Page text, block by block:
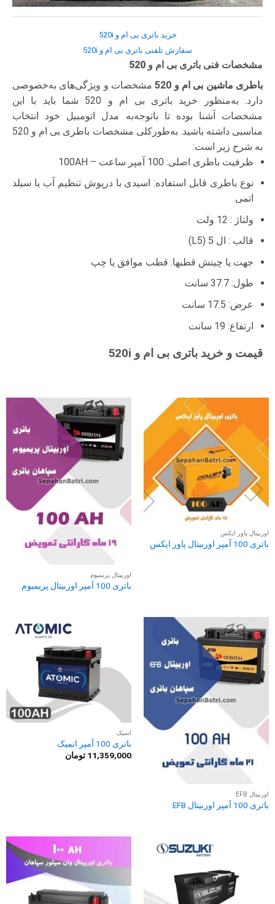
خرید باتری بی ام و 520i
سفارش تلفنی باتری بی ام و 520i
مشخصات فنی باتری بی ام و 520
باطری ماشین بی ام و 520
مشخصات و ویژگی‌های به‌خصوصی
دارد. به‌منظور خرید باتری بی ام و 520 شما باید با این
مشخصات آشنا بوده تا با‌توجه‌به مدل اتومبیل خود انتخاب
مناسبی داشته باشید. به‌طورکلی مشخصات باطری بی ام و 520
به شرح زیر است:
ظرفیت باطری اصلی: 100 آمپر ساعت – 100AH
نوع باطری قابل استفاده: اسیدی با درپوش تنظیم آب یا سیلد
اتمی
ولتاژ : 12 ولت
قالب : ال 5 (L5)
جهت یا چینش قطبها: قطب موافق یا چپ
طول: 37.7 سانت
عرض: 17.5 سانت
ارتفاع: 19 سانت
قیمت و خرید باتری بی ام و 520i
اوربیتال پاور ایکس
باتری 100 آمپر اوربیتال پاور ایکس
اوربیتال پریمیوم
باتری 100 آمپر اوربیتال پریمیوم
اوربیتال EFB
باتری 100 آمپر اوربیتال EFB
اتمیک
باتری 100 آمپر اتمیک
11,359,000 تومان